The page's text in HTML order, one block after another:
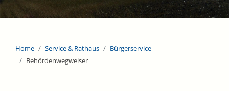
Home Service & Rathaus
Bürgerservice
Behördenwegweiser